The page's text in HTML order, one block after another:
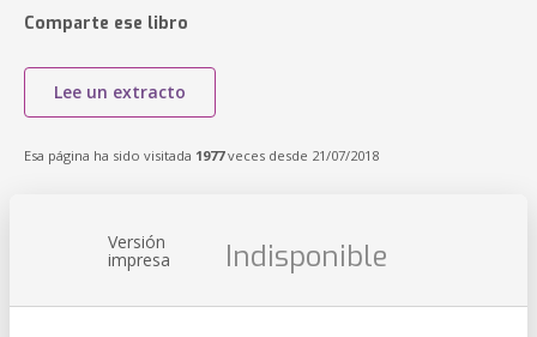
Comparte ese libro
Lee un extracto
Esa página ha sido visitada 1977veces desde 21/07/2018
Versión
impresa Indisponible